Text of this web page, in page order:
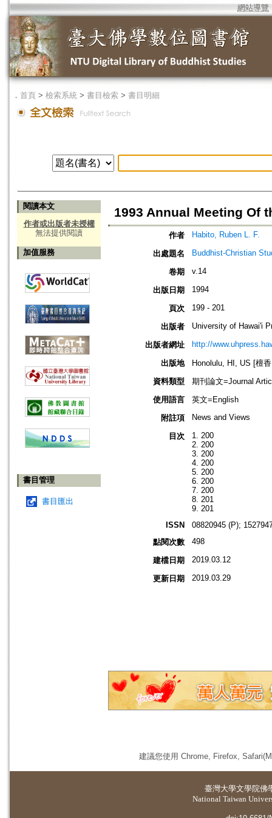
網站導覽
． 首頁 > 檢索系統 > 書目檢索 > 書目明細
閱讀本文
作者或出版者未授權
無法提供閱讀
加值服務
書目管理
書目匯出
1993 Annual Meeting Of
作者 Habito, Ruben L. F.
出處題名 Buddhist-Christian
卷期 v.14
出版日期 1994
頁次 199 - 201
出版者 University of Hawai'i
出版者網址 http://
出版地
Honolulu, HI, US [檀
資料類型
期刊論文=Journal
使用語言
英文=English
附註項
News and Views
目次
1. 200
2. 200
3. 200
4. 200
5. 200
6. 200
7. 200
8. 201
9. 201
ISSN
08820945 (P);
點閱次數
498
建檔日期 2019.03.12
更新日期 2019.03.29
建議您使用 Chrome, Firefox,
臺灣大學文學院佛
National Taiwan